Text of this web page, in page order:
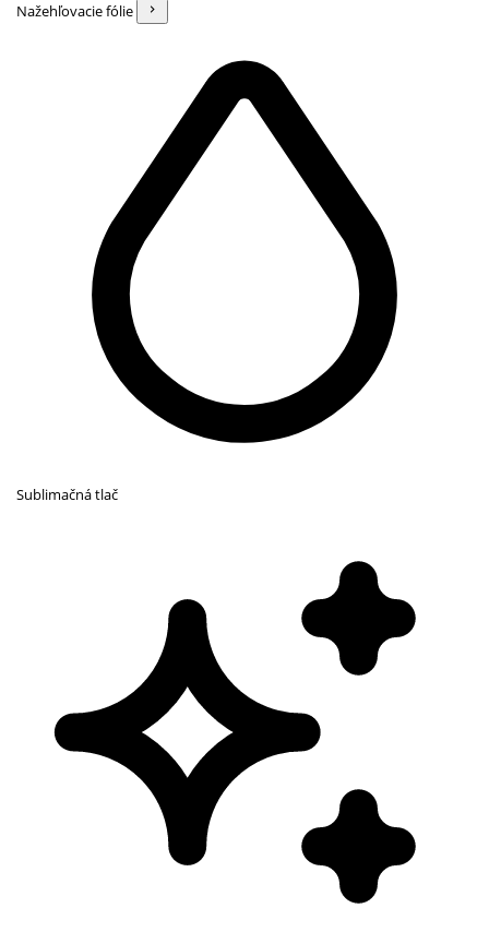
Nažehľovacie fólie
Sublimačná tlač